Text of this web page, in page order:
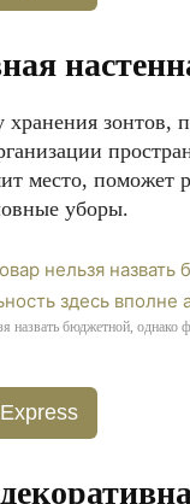
зонтов,
место, поможет
уборы.
назвать бюджетной, однако